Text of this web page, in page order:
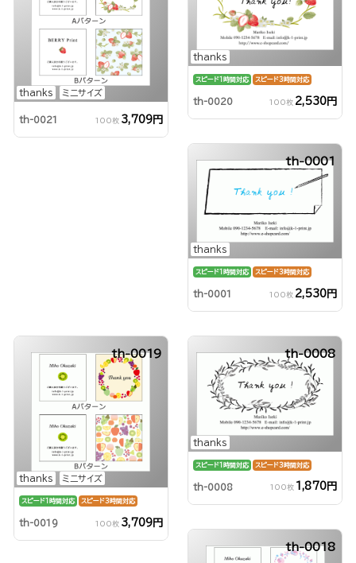
thanks ミニサイズ
th-0021 100枚 3,709円
thanks
スピード1時間対応 スピード3時間対応
th-0020 100枚 2,530円
thanks
th-0001
スピード1時間対応 スピード3時間対応
th-0001 100枚 2,530円
thanks ミニサイズ
th-0019
スピード1時間対応 スピード3時間対応
th-0019 100枚 3,709円
thanks
th-0008
スピード1時間対応 スピード3時間対応
th-0008 100枚 1,870円
th-0018